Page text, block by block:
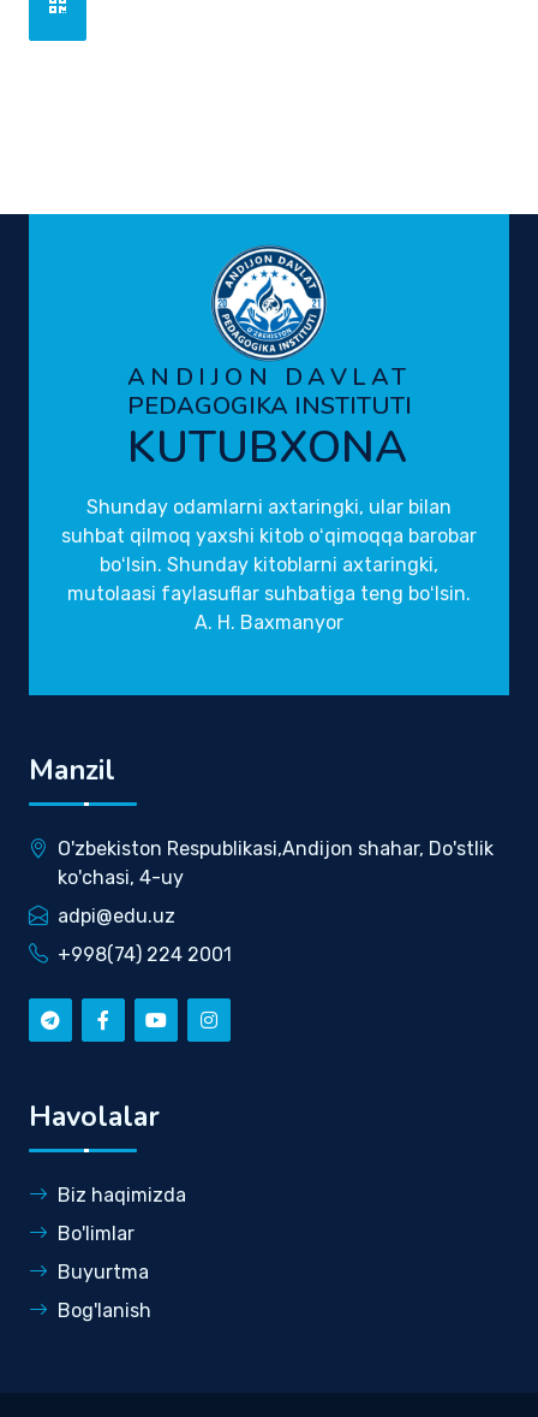
ANDIJON DAVLAT
PEDAGOGIKA INSTITUTI
KUTUBXONA
Shunday odamlarni axtaringki, ular bilan
suhbat qilmoq yaxshi kitob oʻqimoqqa barobar
boʻlsin. Shunday kitoblarni axtaringki,
mutolaasi faylasuflar suhbatiga teng boʻlsin.
A. H. Baxmanyor
Manzil
O'zbekiston Respublikasi,Andijon shahar, Do'stlik
ko'chasi, 4-uy
adpi@edu.uz
+998(74) 224 2001
Havolalar
Biz haqimizda
Bo'limlar
Buyurtma
Bog'lanish